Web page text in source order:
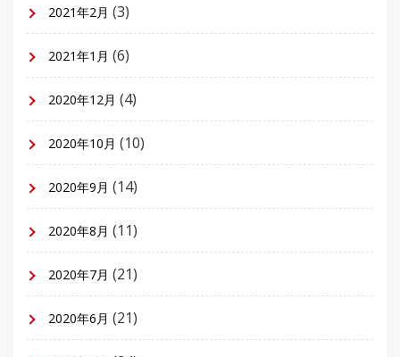
2021年2月 (3)
2021年1月 (6)
2020年12月 (4)
2020年10月 (10)
2020年9月 (14)
2020年8月 (11)
2020年7月 (21)
2020年6月 (21)